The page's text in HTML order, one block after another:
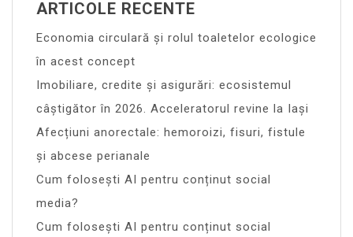
ARTICOLE RECENTE
Economia circulară și rolul toaletelor ecologice
în acest concept
Imobiliare, credite și asigurări: ecosistemul
câștigător în 2026. Acceleratorul revine la Iași
Afecțiuni anorectale: hemoroizi, fisuri, fistule
și abcese perianale
Cum folosești AI pentru conținut social
media?
Cum folosești AI pentru conținut social